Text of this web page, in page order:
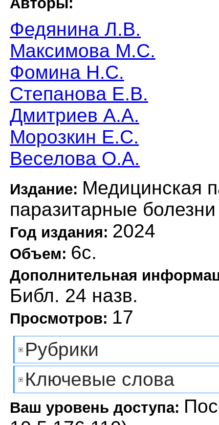
Федянина Л.В.
Максимова М.С.
Фомина Н.С.
Степанова Е.В.
Дмитриев А.А.
Морозкин Е.С.
Веселова О.А.
Издание: Медицинская
паразитарные болезни
Год издания: 2024
Объем: 6с.
Дополнительная
Библ. 24 назв.
Просмотров: 17
Рубрики
Ключевые слова
Ваш уровень доступа: